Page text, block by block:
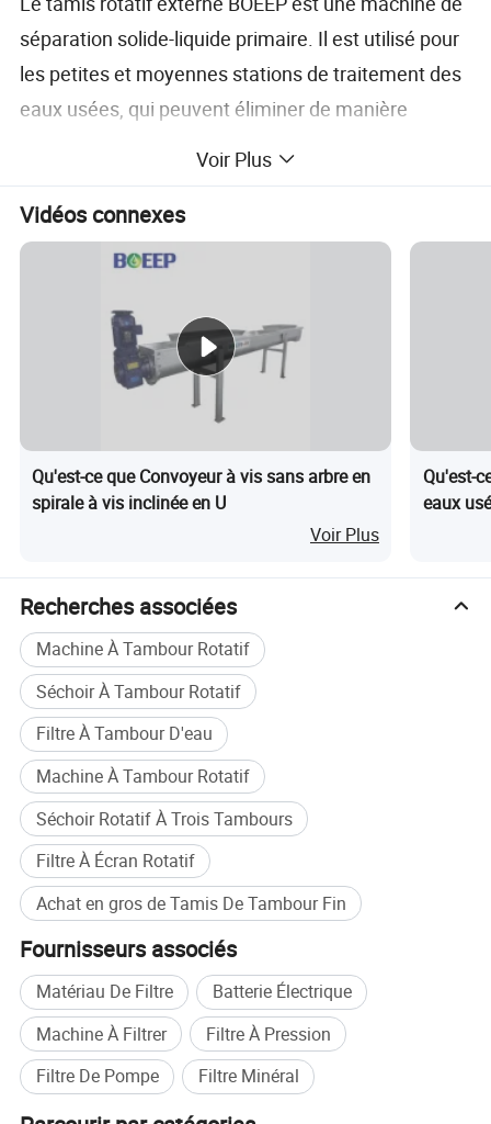
séparation solide-liquide primaire. Il est utilisé pour
les petites et moyennes stations de traitement des
eaux usées, qui peuvent éliminer de manière
certains traitements des eaux usées, de 30% à 60%
des matières en suspension organiques ou
qui peut considérablement réduire la charge du
processus ultérieur.
Le tamis rotatif externe BOEEP se compose d'un
tambour assemblé, d'un couvercle, d'un réservoir de
filtrat, d'un dispositif de transmission, d'un dispositif
de rinçage, d'un grattoir à résidus, d'un cadre, etc.
Lorsque le tamis rotatif externe commence son
travail de filtration, le moteur à engrenages entraîne
le tamis à tambour en rotation, et les solides
flottants dans les eaux usées sont interceptés sur
le tamis après filtration, puis transférés au grattoir à
Voir Plus
Vidéos connexes
Qu'est-ce que Convoyeur à vis sans arbre en
spirale à vis inclinée en U
Voir Plus
Qu'est-
eaux
Recherches associées
Machine À Tambour Rotatif
Séchoir À Tambour Rotatif
Filtre À Tambour D'eau
Machine À Tambour Rotatif
Séchoir Rotatif À Trois Tambours
Filtre À Écran Rotatif
Achat en gros de Tamis De Tambour Fin
Fournisseurs associés
Matériau De Filtre
Batterie Électrique
Machine À Filtrer
Filtre À Pression
Filtre De Pompe
Filtre Minéral